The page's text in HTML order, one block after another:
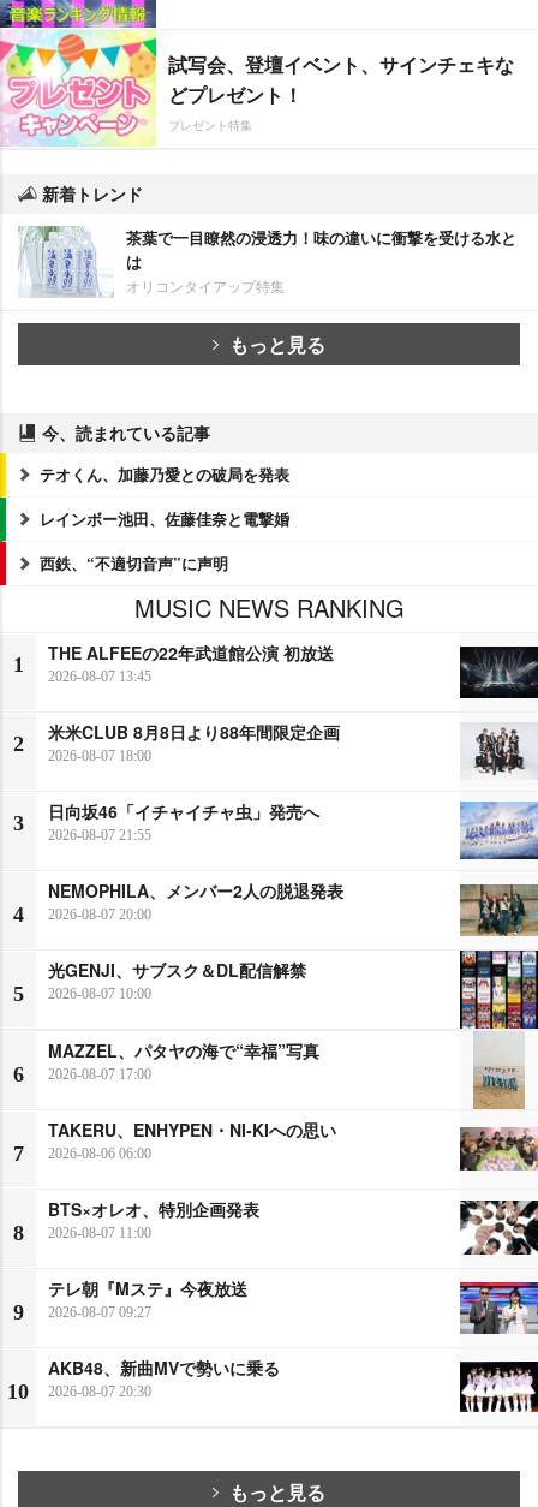
試写会、登壇イベント、サインチェキな
どプレゼント！
プレゼント特集
新着トレンド
茶葉で一目瞭然の浸透力！味の違いに衝撃を受ける水と
は
オリコンタイアップ特集
もっと見る
今、読まれている記事
テオくん、加藤乃愛との破局を発表
レインボー池田、佐藤佳奈と電撃婚
西鉄、“不適切音声”に声明
MUSIC NEWS RANKING
1
THE ALFEEの22年武道館公演 初放送
2026-08-07 13:45
2
米米CLUB 8月8日より88年間限定企画
2026-08-07 18:00
3
日向坂46「イチャイチャ虫」発売へ
2026-08-07 21:55
4
NEMOPHILA、メンバー2人の脱退発表
2026-08-07 20:00
5
光GENJI、サブスク＆DL配信解禁
2026-08-07 10:00
6
MAZZEL、パタヤの海で“幸福”写真
2026-08-07 17:00
7
TAKERU、ENHYPEN・NI-KIへの思い
2026-08-06 06:00
8
BTS×オレオ、特別企画発表
2026-08-07 11:00
9
テレ朝『Mステ』今夜放送
2026-08-07 09:27
10
AKB48、新曲MVで勢いに乗る
2026-08-07 20:30
もっと見る